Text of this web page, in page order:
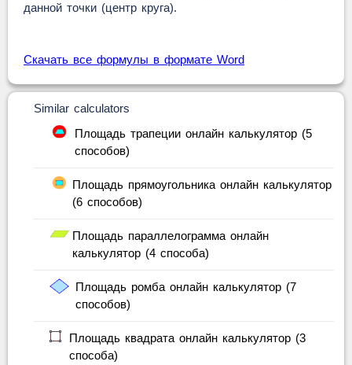
данной точки (центр круга).
Скачать все формулы в формате Word
Similar calculators
Площадь трапеции онлайн калькулятор (5
способов)
Площадь прямоугольника онлайн калькулятор
(6 способов)
Площадь параллелограмма онлайн
калькулятор (4 способа)
Площадь ромба онлайн калькулятор (7
способов)
Площадь квадрата онлайн калькулятор (3
способа)